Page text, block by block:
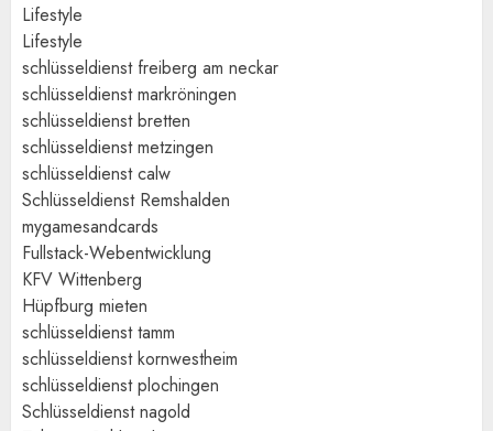
Lifestyle
Lifestyle
schlüsseldienst freiberg am neckar
schlüsseldienst markröningen
schlüsseldienst bretten
schlüsseldienst metzingen
schlüsseldienst calw
Schlüsseldienst Remshalden
mygamesandcards
Fullstack-Webentwicklung
KFV Wittenberg
Hüpfburg mieten
schlüsseldienst tamm
schlüsseldienst kornwestheim
schlüsseldienst plochingen
Schlüsseldienst nagold